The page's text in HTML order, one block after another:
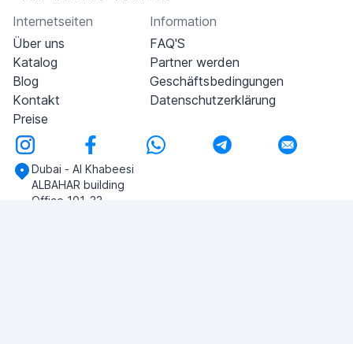
Internetseiten
Über uns
Katalog
Blog
Kontakt
Preise
Information
FAQ'S
Partner werden
Geschäftsbedingungen
Datenschutzerklärung
Dubai - Al Khabeesi
ALBAHAR building
Office 101-33